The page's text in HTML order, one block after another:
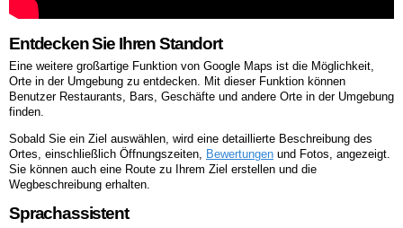
Entdecken Sie Ihren Standort
Eine weitere großartige Funktion von Google Maps ist die Möglichkeit,
Orte in der Umgebung zu entdecken. Mit dieser Funktion können
Benutzer Restaurants, Bars, Geschäfte und andere Orte in der Umgebung
finden.
Sobald Sie ein Ziel auswählen, wird eine detaillierte Beschreibung des
Ortes, einschließlich Öffnungszeiten, Bewertungen und Fotos, angezeigt.
Sie können auch eine Route zu Ihrem Ziel erstellen und die
Wegbeschreibung erhalten.
Sprachassistent